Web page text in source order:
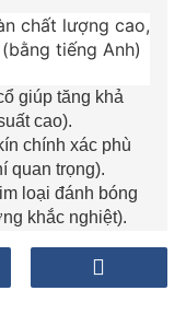
chất lượng cao,
tiếng Anh)
giúp tăng khả
cao).
chính xác phù
quan trọng).
loại đánh bóng
khắc nghiệt).
chắc chắn).